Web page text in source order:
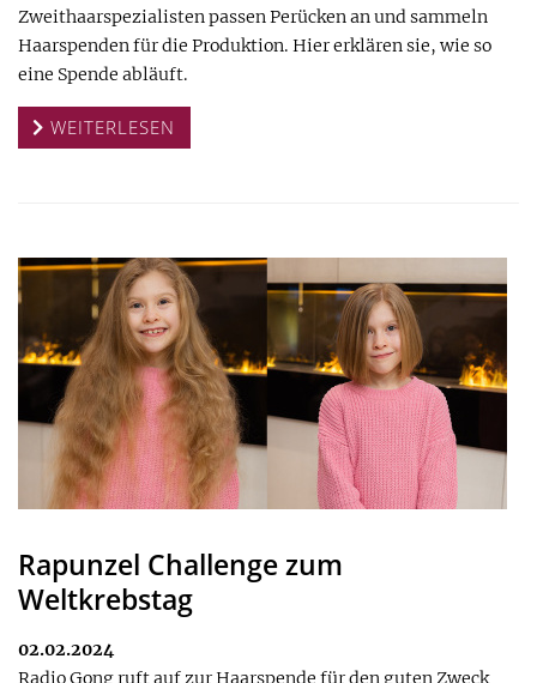
Zweithaarspezialisten passen Perücken an und sammeln
Haarspenden für die Produktion. Hier erklären sie, wie so
eine Spende abläuft.
WEITERLESEN
Rapunzel Challenge zum
Weltkrebstag
02.02.2024